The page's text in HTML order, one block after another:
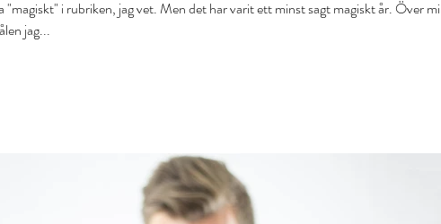
"magiskt" i rubriken, jag vet. Men det har varit ett minst sagt magiskt år. Över
jag...